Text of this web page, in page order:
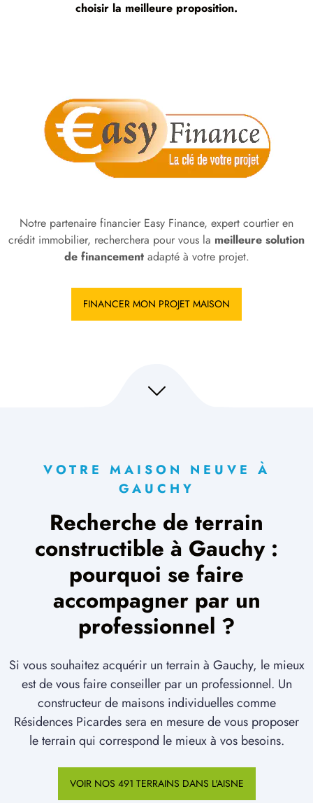
choisir la meilleure proposition.
Notre partenaire financier Easy Finance, expert courtier en
crédit immobilier, recherchera pour vous la meilleure solution
de financementadapté à votre projet.
FINANCER MON PROJET MAISON
VOTRE MAISON NEUVE À
GAUCHY
Recherche de terrain
constructible à Gauchy :
pourquoi se faire
accompagner par un
professionnel ?
Si vous souhaitez acquérir un terrain à Gauchy, le mieux
est de vous faire conseiller par un professionnel. Un
constructeur de maisons individuelles comme
Résidences Picardes sera en mesure de vous proposer
le terrain qui correspond le mieux à vos besoins.
VOIR NOS 491 TERRAINS DANS L'AISNE